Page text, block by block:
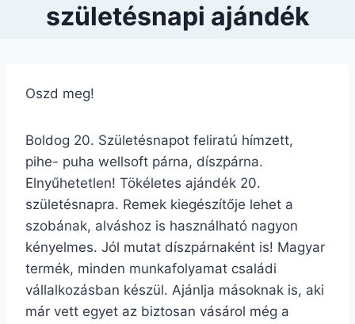
születésnapi ajándék
Oszd meg!
Boldog 20. Születésnapot feliratú hímzett,
pihe- puha wellsoft párna, díszpárna.
Elnyűhetetlen! Tökéletes ajándék 20.
születésnapra. Remek kiegészítője lehet a
szobának, alváshoz is használható nagyon
kényelmes. Jól mutat díszpárnaként is! Magyar
termék, minden munkafolyamat családi
vállalkozásban készül. Ajánlja másoknak is, aki
már vett egyet az biztosan vásárol még a